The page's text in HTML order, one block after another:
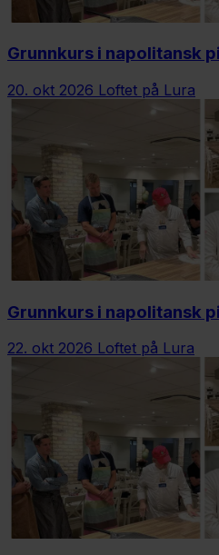
Grunnkurs i napolitansk
20. okt 2026 Loftet på Lura
Grunnkurs i napolitansk
22. okt 2026 Loftet på Lura